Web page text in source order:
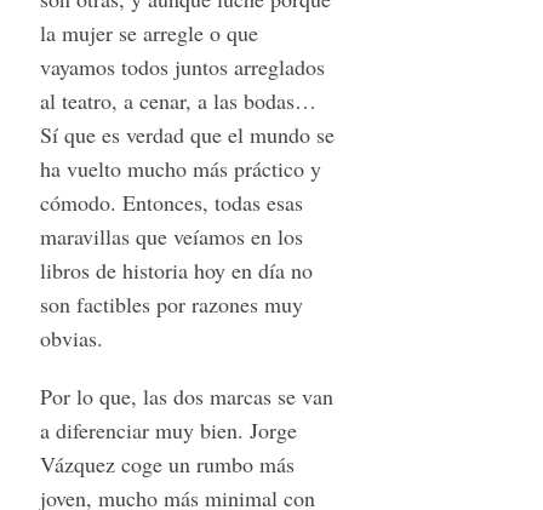
la mujer se arregle o que
vayamos todos juntos arreglados
al teatro, a cenar, a las bodas…
Sí que es verdad que el mundo se
ha vuelto mucho más práctico y
cómodo. Entonces, todas esas
maravillas que veíamos en los
libros de historia hoy en día no
son factibles por razones muy
obvias.
Por lo que, las dos marcas se van
a diferenciar muy bien. Jorge
Vázquez coge un rumbo más
joven, mucho más minimal con